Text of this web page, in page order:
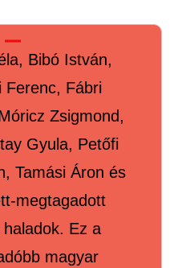
Bibó István,
Ferenc, Fábri
Zsigmond,
Gyula, Petőfi
Tamási Áron és
megtagadott
Ez a
magyar